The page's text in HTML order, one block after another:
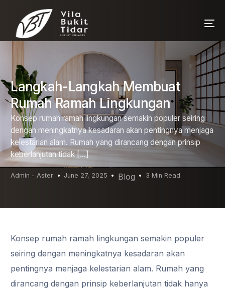
Langkah-Langkah Membuat
Rumah Ramah Lingkungan
Konsep rumah ramah lingkungan semakin populer seiring
dengan meningkatnya kesadaran akan pentingnya menjaga
kelestarian alam. Rumah yang dirancang dengan prinsip
keberlanjutan tidak […]
Admin - Aster June 27, 2025 Blog 3 Min Read
Konsep rumah ramah lingkungan semakin populer
seiring dengan meningkatnya kesadaran akan
pentingnya menjaga kelestarian alam. Rumah yang
dirancang dengan prinsip keberlanjutan tidak hanya